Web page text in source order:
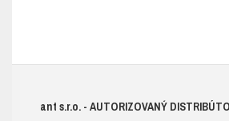
ant s.r.o. - AUTORIZOVANÝ